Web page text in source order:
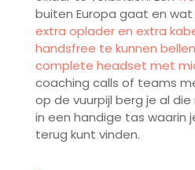
buiten Europa gaat en
extra oplader en extra
handsfree te kunnen bellen
complete headset met
coaching calls of teams
op de vuurpijl berg je al
in een handige tas waarin
terug kunt vinden.